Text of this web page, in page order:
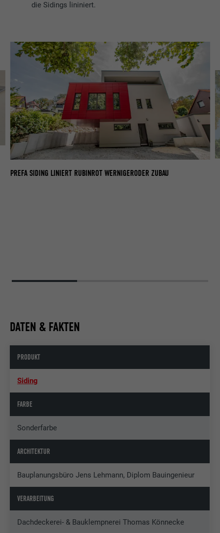
die Sidings lininiert.
PREFA SIDING LINIERT RUBINROT WERNIGERODER ZUBAU
DATEN & FAKTEN
PRODUKT
Siding
FARBE
Sonderfarbe
ARCHITEKTUR
Bauplanungsbüro Jens Lehmann, Diplom Bauingenieur
VERARBEITUNG
Dachdeckerei- & Bauklempnerei Thomas Könnecke